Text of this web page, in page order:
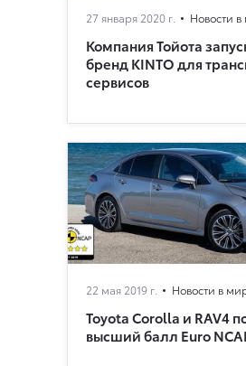
27 января 2020 г. Новости
Компания Тойота
бренд KINTO для
сервисов
22 мая 2019 г. Новости в
Toyota Corolla и RAV4
высший балл Euro